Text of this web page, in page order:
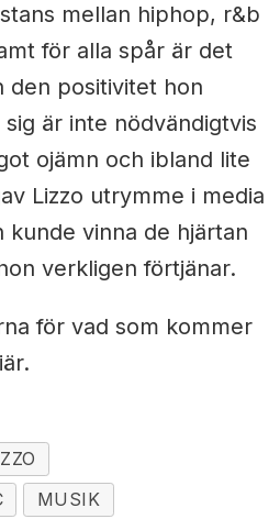
mellan hiphop, r&b
för alla spår är det
den positivitet hon
är inte nödvändigtvis
ojämn och ibland lite
Lizzo utrymme i media
kunde vinna de hjärtan
verkligen förtjänar.
för vad som kommer
MUSIK